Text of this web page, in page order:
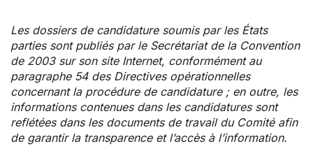
Les dossiers de candidature soumis par les États
parties sont publiés par le Secrétariat de la Convention
de 2003 sur son site Internet, conformément au
paragraphe 54 des Directives opérationnelles
concernant la procédure de candidature ; en outre, les
informations contenues dans les candidatures sont
reflétées dans les documents de travail du Comité afin
de garantir la transparence et l’accès à l’information.